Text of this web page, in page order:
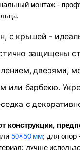
монтаж -
с крышей -
защищены
дверями,
или барбекю.
с
конструкции,
50×50 мм; для
лучше